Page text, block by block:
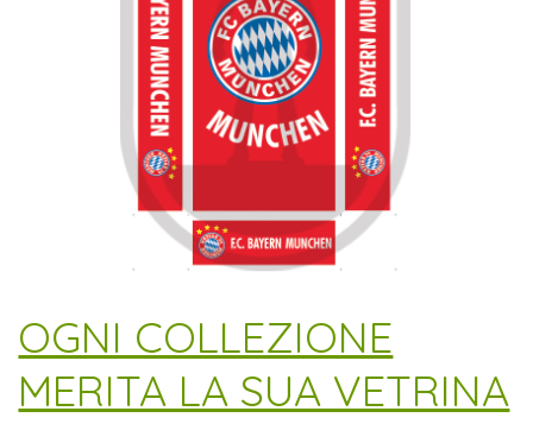
​OGNI COLLEZIONE
MERITA LA SUA VETRINA